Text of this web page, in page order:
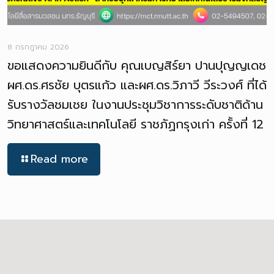
8 กรกฎาคม 2026
ขอแสดงความยินดีกับ คุณเบญสิร์ยา ปานปุญญเดช
ผศ.ดร.ศรชัย บุตรแก้ว และผศ.ดร.วิภาวี วีระวงศ์ ที่ได้
รับรางวัลชมเชย ในงานประชุมวิชาการระดับชาติด้าน
วิทยาศาสตร์และเทคโนโลยี ราชภัฏกรุงเก่า ครั้งที่ 12
Read more